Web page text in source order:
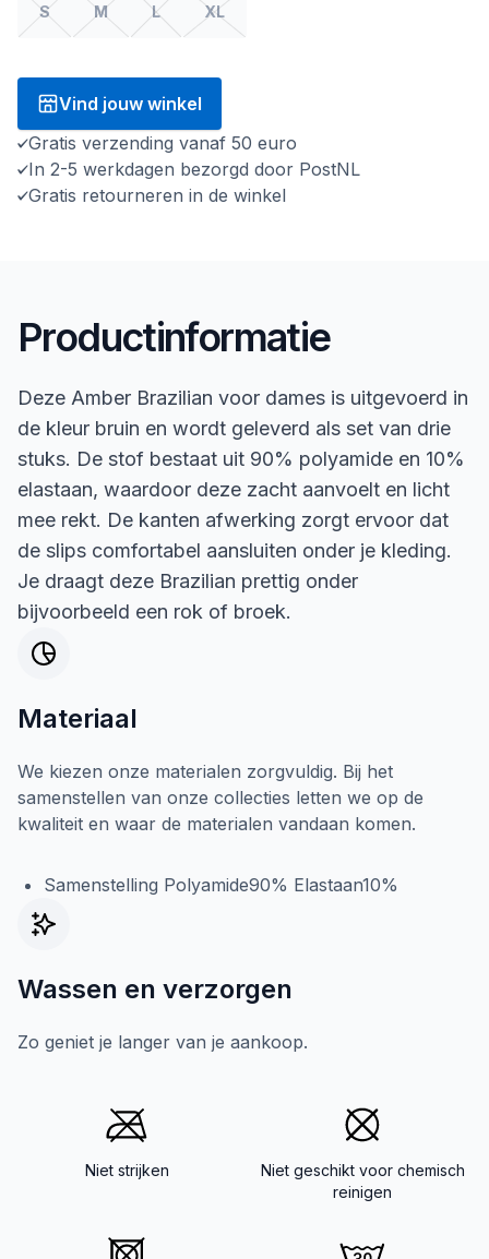
S M L XL
Vind jouw winkel
Gratis verzending vanaf 50 euro
In 2-5 werkdagen bezorgd door PostNL
Gratis retourneren in de winkel
Productinformatie
Deze Amber Brazilian voor dames is uitgevoerd in
de kleur bruin en wordt geleverd als set van drie
stuks. De stof bestaat uit 90% polyamide en 10%
elastaan, waardoor deze zacht aanvoelt en licht
mee rekt. De kanten afwerking zorgt ervoor dat
de slips comfortabel aansluiten onder je kleding.
Je draagt deze Brazilian prettig onder
bijvoorbeeld een rok of broek.
Materiaal
We kiezen onze materialen zorgvuldig. Bij het
samenstellen van onze collecties letten we op de
kwaliteit en waar de materialen vandaan komen.
Samenstelling Polyamide90% Elastaan10%
Wassen en verzorgen
Zo geniet je langer van je aankoop.
Niet strijken
Niet geschikt voor chemisch
reinigen